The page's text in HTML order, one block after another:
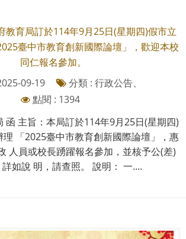
教育局訂於114年9月25日(星期四)假市立
臺中市教育創新國際論壇」，歡迎本校
同仁報名參加。
09-19
分類 : 行政公告、
點閱 : 1394
函 主旨：本局訂於114年9月25日(星期四)
「2025臺中市教育創新國際論壇」，惠
人員或校長踴躍報名參加，並核予公(差)
如說 明，請查照。 說明： 一....